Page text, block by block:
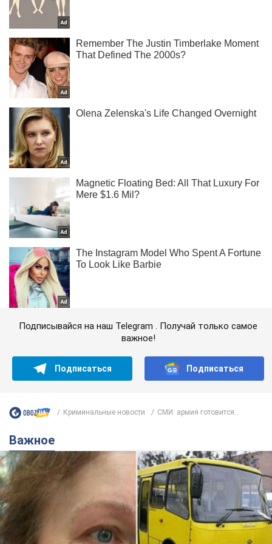
Подписывайся на наш Telegram . Получай только самое
важное!
Подписаться Подписаться
Криминальные новости СМИ: армия готовится...
Важное